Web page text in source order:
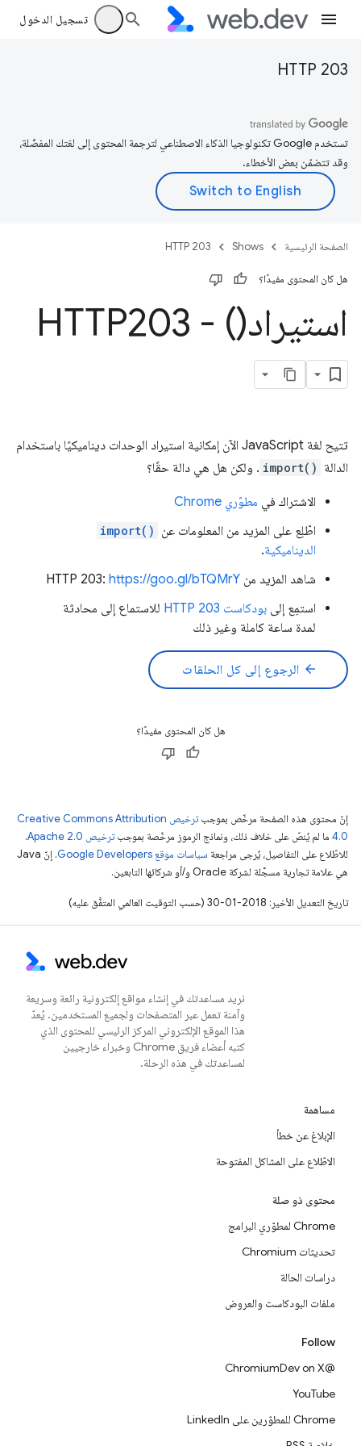
تسجيل الدخول
HTTP 203
تستخدم Google تكنولوجيا الذكاء الاصطناعي لترجمة المحتوى إلى لغتك المفضّلة،
وقد تتضمّن بعض الأخطاء.
الصفحة الرئيسية Shows
HTTP 203
هل كان المحتوى مفيدًا؟
استيراد() - HTTP203
تتيح لغة JavaScript الآن إمكانية استيراد الوحدات ديناميكيًا باستخدام
الدالة import() . ولكن هل هي دالة حقًا؟
الاشتراك في مطوّري Chrome
اطّلِع على المزيد من المعلومات عن import()
الديناميكية.
شاهد المزيد من HTTP 203: https://goo.gl/bTQMrY
استمِع إلى بودكاست HTTP 203
للاستماع إلى محادثة
لمدة ساعة كاملة وغير ذلك
arrow_back الرجوع إلى كل الحلقات
هل كان المحتوى مفيدًا؟
إنّ محتوى هذه الصفحة مرخّص بموجب
ترخيص Creative Commons Attribution
4.0‏ ما لم يُنصّ على خلاف ذلك، ونماذج الرموز مرخّصة بموجبترخيص Apache 2.0‏
.
للاطّلاع على التفاصيل، يُرجى مراجعة سياسات موقع Google Developers‏
. إنّ Java
هي علامة تجارية مسجَّلة لشركة Oracle و/أو شركائها التابعين.
تاريخ التعديل الأخير: 2018-01-30 (حسب التوقيت العالمي المتفَّق عليه)
نريد مساعدتك في إنشاء مواقع إلكترونية رائعة وسريعة
وآمنة تعمل عبر المتصفحات ولجميع المستخدمين. يُعدّ
هذا الموقع الإلكتروني المركز الرئيسي للمحتوى الذي
كتبه أعضاء فريق Chrome وخبراء خارجيين
لمساعدتك في هذه الرحلة.
مساهمة
الإبلاغ عن خطأ
الاطّلاع على المشاكل المفتوحة
محتوى ذو صلة
Chrome لمطوّري البرامج
تحديثات Chromium
دراسات الحالة
ملفات البودكاست والعروض
Follow
@ChromiumDev on X
YouTube
Chrome للمطوّرين على LinkedIn